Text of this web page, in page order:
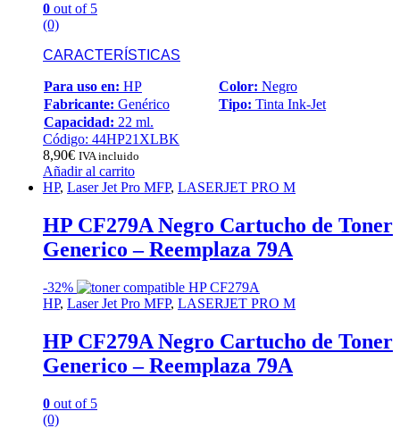
0 out of 5
(0)
CARACTERÍSTICAS
Para uso en: HP Color: Negro
Fabricante: Genérico Tipo: Tinta Ink-Jet
Capacidad: 22 ml.
Código: 44HP21XLBK
8,90€ IVA incluido
Añadir al carrito
HP, Laser Jet Pro MFP, LASERJET PRO M
HP CF279A Negro Cartucho de Toner
Generico – Reemplaza 79A
-32%
HP, Laser Jet Pro MFP, LASERJET PRO M
HP CF279A Negro Cartucho de Toner
Generico – Reemplaza 79A
0 out of 5
(0)